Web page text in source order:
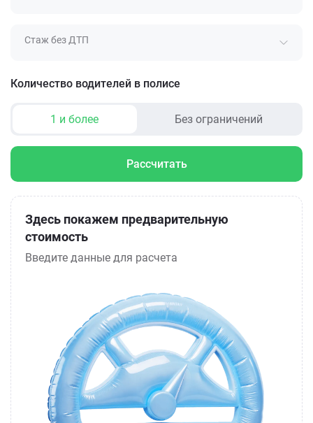
Стаж без ДТП
Количество водителей в полисе
1 и более Без ограничений
Рассчитать
Здесь покажем предварительную
стоимость
Введите данные для расчета